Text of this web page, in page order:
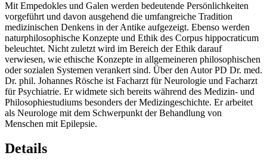
Mit Empe­dokles und Galen werden bedeutende Persönlichkeiten
vorgeführt und davon ausgehend die umfang­reiche Tradition
medizinischen Denkens in der Antike aufgezeigt. Ebenso werden
naturphilosophische Konzepte und Ethik des Corpus hippocraticum
beleuchtet. Nicht zuletzt wird im Bereich der Ethik darauf
verwiesen, wie ethische Konzepte in allgemeineren philosophischen
oder sozialen Systemen verankert sind. Über den Autor PD Dr. med.
Dr. phil. Johannes Rösche ist Facharzt für Neurologie und Facharzt
für Psychiatrie. Er widmete sich bereits während des Medizin- und
Philosophiestudiums besonders der Medizingeschichte. Er arbeitet
als Neurologe mit dem Schwerpunkt der Behandlung von
Menschen mit Epilepsie.
Details